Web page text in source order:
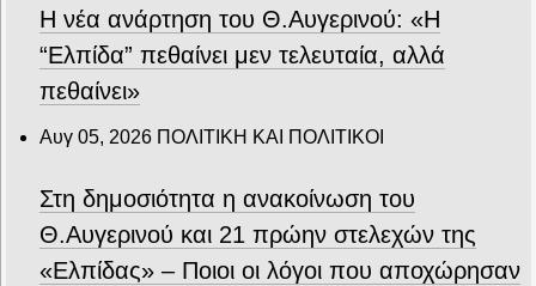
Η νέα ανάρτηση του Θ.Αυγερινού: «Η
“Ελπίδα” πεθαίνει μεν τελευταία, αλλά
πεθαίνει»
Αυγ 05, 2026 ΠΟΛΙΤΙΚΗ ΚΑΙ ΠΟΛΙΤΙΚΟΙ
Στη δημοσιότητα η ανακοίνωση του
Θ.Αυγερινού και 21 πρώην στελεχών της
«Ελπίδας» – Ποιοι οι λόγοι που αποχώρησαν